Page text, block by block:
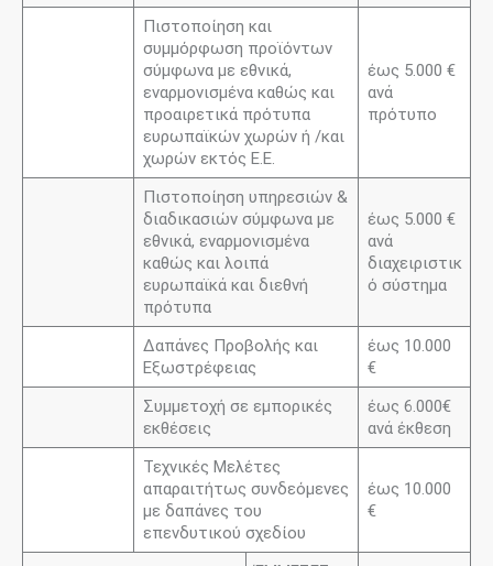
Πιστοποίηση και
συμμόρφωση προϊόντων
σύμφωνα με εθνικά,
εναρμονισμένα καθώς και
προαιρετικά πρότυπα
ευρωπαϊκών χωρών ή /και
χωρών εκτός Ε.Ε.
έως 5.000 €
ανά
πρότυπο
Πιστοποίηση υπηρεσιών &
διαδικασιών σύμφωνα με
εθνικά, εναρμονισμένα
καθώς και λοιπά
ευρωπαϊκά και διεθνή
πρότυπα
έως 5.000 €
ανά
διαχειριστικ
ό σύστημα
Δαπάνες Προβολής και
Εξωστρέφειας
έως 10.000
€
Συμμετοχή σε εμπορικές
εκθέσεις
έως 6.000€
ανά έκθεση
Τεχνικές Μελέτες
απαραιτήτως συνδεόμενες
με δαπάνες του
επενδυτικού σχεδίου
έως 10.000
€